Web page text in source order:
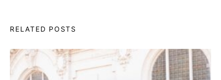
RELATED POSTS